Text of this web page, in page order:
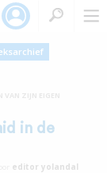
in de
editor yolandal